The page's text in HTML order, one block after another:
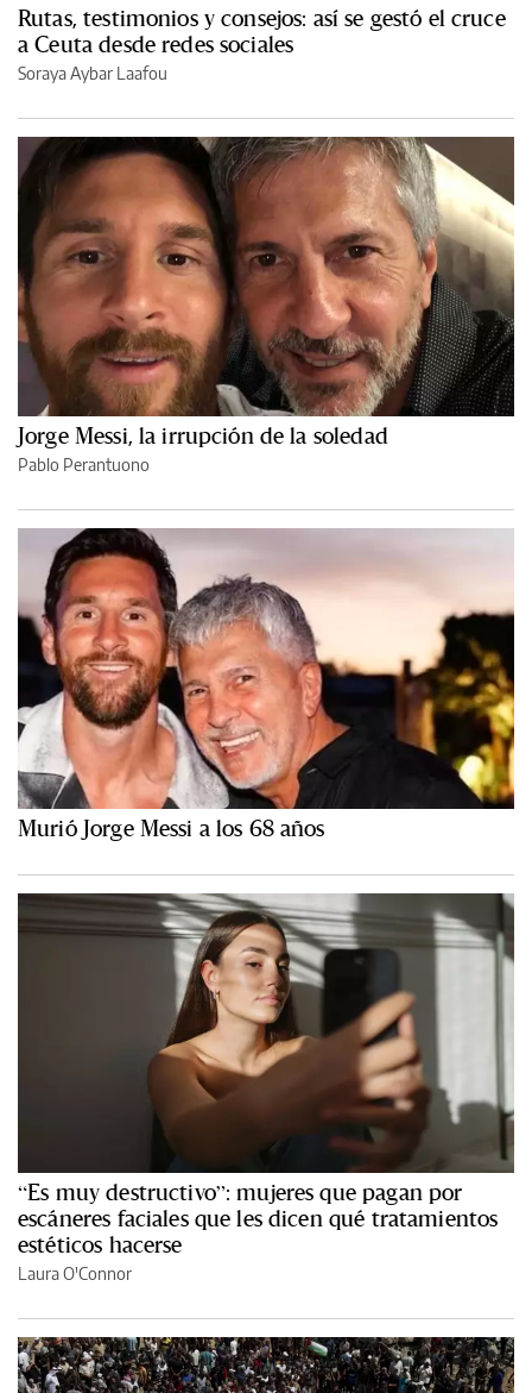
Rutas, testimonios y consejos: así se gestó el cruce
a Ceuta desde redes sociales
Soraya Aybar Laafou
Jorge Messi, la irrupción de la soledad
Pablo Perantuono
Murió Jorge Messi a los 68 años
“Es muy destructivo”: mujeres que pagan por
escáneres faciales que les dicen qué tratamientos
estéticos hacerse
Laura O'Connor